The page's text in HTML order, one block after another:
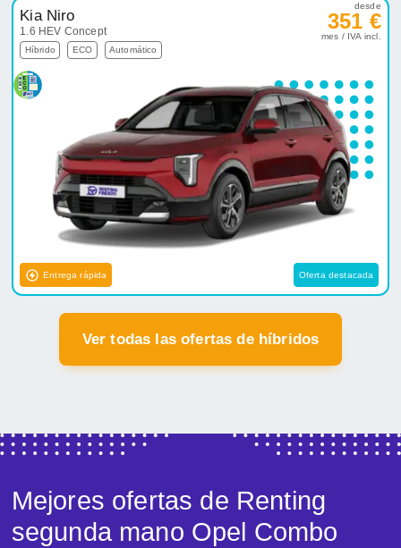
Kia Niro
1.6 HEV Concept
Híbrido ECO Automático
desde
351 €
mes / IVA incl.
Entrega rápida Oferta destacada
Ver todas las ofertas de híbridos
Mejores ofertas de Renting
segunda mano Opel Combo